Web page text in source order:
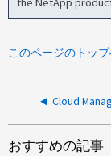
このページのトッ
おすすめの記事